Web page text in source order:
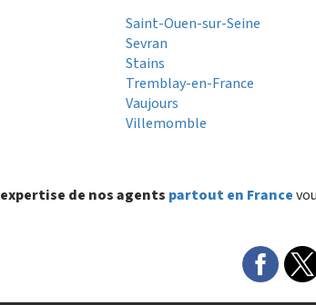
Saint-Ouen-sur-Seine
Sevran
Stains
Tremblay-en-France
Vaujours
Villemomble
expertise de nos agents partout en France